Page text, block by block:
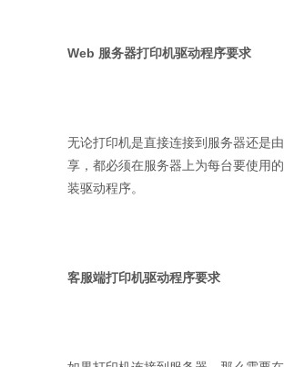
Web 服务器打印机驱动程序要求
无论打印机是直接连接到服务器还是
享，都必须在服务器上为每台要使用
装驱动程序。
客服端打印机驱动程序要求